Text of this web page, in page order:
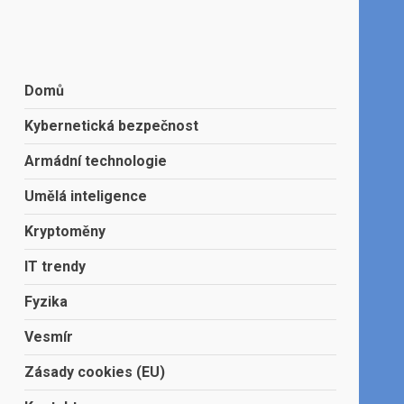
Domů
Kybernetická bezpečnost
Armádní technologie
Umělá inteligence
Kryptoměny
IT trendy
Fyzika
Vesmír
Zásady cookies (EU)